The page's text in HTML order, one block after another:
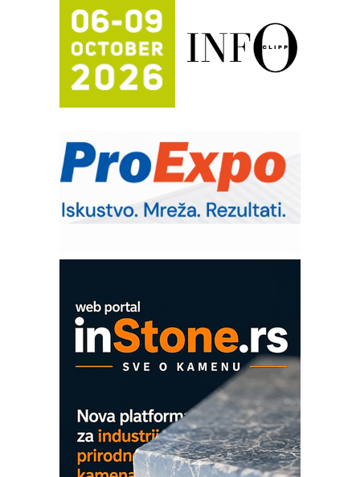
Proizvodnja iC7 Hybrid 1500 VDC
mrežnog pretvarača sa tečnim
hlađenjem
Potpuna efikasnost bez složenih
sistema
IB BLUMENAUER - više od 40 godina
poverenja u industriji
RMQ-TITAN ADVANCED INDICATOR
– Pametna signalizacija za efikasnije
upravljanje mašinama
EVOKS Maintenance Management
ROSA i SCHUNK podižu proizvodnju
na viši nivo
Detekcija različitih oblika
MAREX - Lim i mašine za savremena